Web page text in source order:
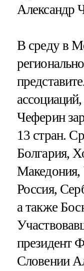
Александр
В среду в
Чеферин
13 стран.
Болгария,
Македония,
Россия,
а также
президент
Словении